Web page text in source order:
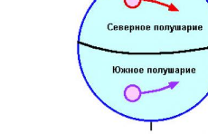
Чугунные печи